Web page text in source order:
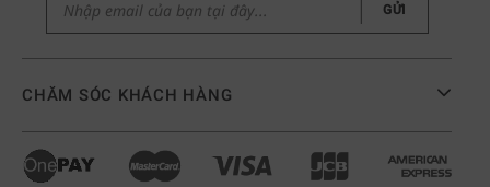
CHĂM SÓC KHÁCH HÀNG
GỬI